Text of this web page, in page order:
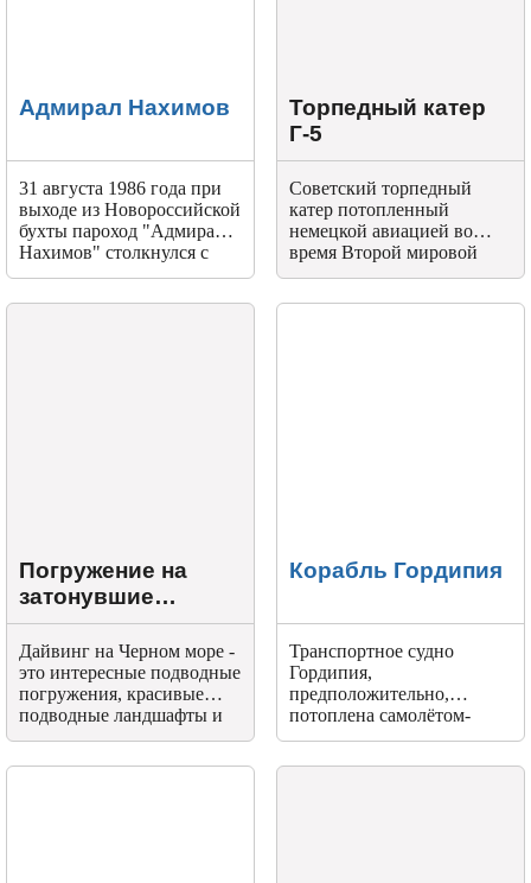
Адмирал Нахимов
31 августа 1986 года при
выходе из Новороссийской
бухты пароход "Адмирал
Нахимов" столкнулся с
балкером "Петр Васёв" и
Торпедный катер
Г-5
Советский торпедный
катер потопленный
немецкой авиацией во
время Второй мировой
войны (1942 год) в
Погружение на
затонувшие
корабли
Дайвинг на Черном море -
это интересные подводные
погружения, красивые
подводные ландшафты и
таинственные затонувшие
Корабль Гордипия
Транспортное судно
Гордипия,
предположительно,
потоплена самолётом-
торпедоносцем.